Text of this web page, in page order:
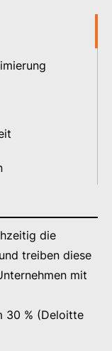
die
treiben diese
mit
30 % (Deloitte